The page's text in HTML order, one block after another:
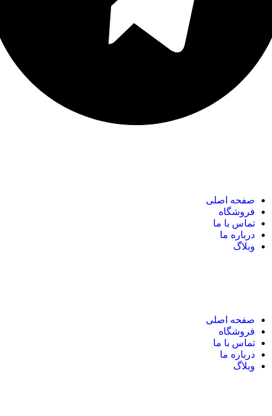
صفحه اصلی
فروشگاه
تماس با ما
درباره ما
وبلاگ
صفحه اصلی
فروشگاه
تماس با ما
درباره ما
وبلاگ